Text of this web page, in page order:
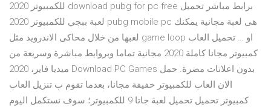
للكمبيوتر 2020 download pubg for pc free برابط مباشر تحميل
لعبة ببجي للكمبيوتر 2020 pubg mobile pc هى لعبة مجانية يمكنك
لعبها من خلال محاكى الاندرويد مثل game loop او … تحميل العاب
كمبيوتر مجانا كاملة 2020 مجانية تماما وبروابط مباشرة وسريعة من
ميديا فاير، 2020 Download PC Games بدون اعلانات مضرة. حمل
الان العاب للكمبيوتر خفيفة مجانا، بعدما تقوم ب تنزيل العاب
كمبيوتر تحميل تحميل لعبة جاتا 9 للكمبيوتر؛ سوف نستكمل اليوم